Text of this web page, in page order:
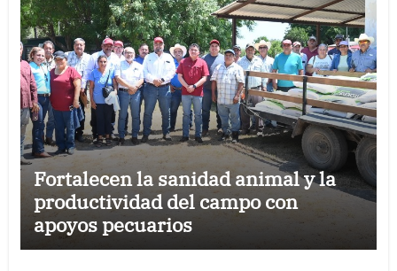
Fortalecen la sanidad animal y la
productividad del campo con
apoyos pecuarios